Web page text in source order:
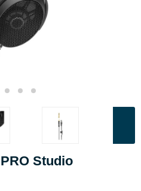
Studio